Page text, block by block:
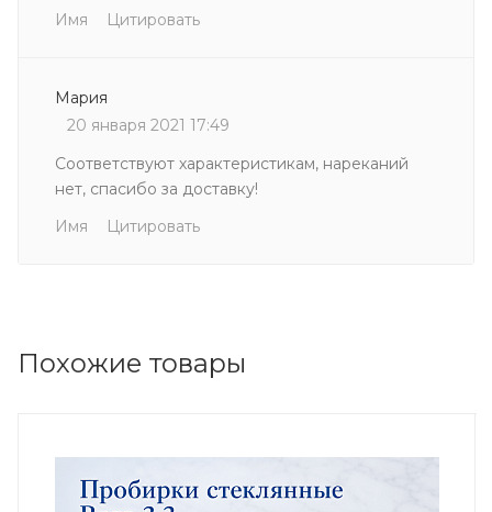
Имя
Цитировать
Мария
20 января 2021 17:49
Соответствуют характеристикам, нареканий
нет, спасибо за доставку!
Имя
Цитировать
Похожие товары